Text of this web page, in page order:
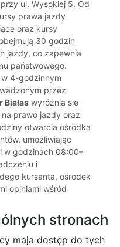
ul. Wysokiej 5. Od
prawa jazdy
oraz kursy
30 godzin
jazdy, co zapewnia
państwowego.
4-godzinnym
przez
Białas wyróżnia się
prawo jazdy oraz
otwarcia ośrodka
umożliwiając
w godzinach 08:00–
i
kursanta, ośrodek
opiniami wśród
stronach
maja dostęp do tych